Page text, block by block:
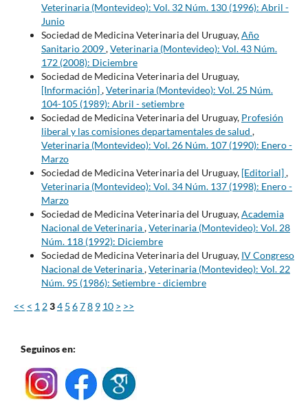
Veterinaria (Montevideo): Vol. 32 Núm. 130 (1996): Abril -
Junio
Sociedad de Medicina Veterinaria del Uruguay,Año
Sanitario 2009,Veterinaria (Montevideo): Vol. 43 Núm.
172 (2008): Diciembre
Sociedad de Medicina Veterinaria del Uruguay,
[Información] ,Veterinaria (Montevideo): Vol. 25 Núm.
104-105 (1989): Abril - setiembre
Sociedad de Medicina Veterinaria del Uruguay, Profesión
liberal y las comisiones departamentales de salud ,
Veterinaria (Montevideo): Vol. 26 Núm. 107 (1990): Enero -
Marzo
Sociedad de Medicina Veterinaria del Uruguay, [Editorial] ,
Veterinaria (Montevideo): Vol. 34 Núm. 137 (1998): Enero -
Marzo
Sociedad de Medicina Veterinaria del Uruguay,Academia
Nacional de Veterinaria,Veterinaria (Montevideo): Vol. 28
Núm. 118 (1992): Diciembre
Sociedad de Medicina Veterinaria del Uruguay, IV Congreso
Nacional de Veterinaria,Veterinaria (Montevideo): Vol. 22
Núm. 95 (1986): Setiembre - diciembre
<< < 1234 5 678 9 10 > >>
Seguinos en: